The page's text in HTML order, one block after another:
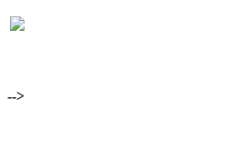
-->